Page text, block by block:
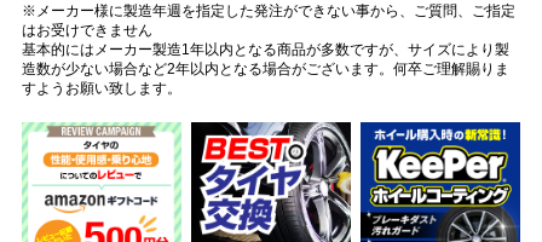
※メーカー様に製造年週を指定した発注ができない事から、ご質問、ご指定
はお受けできません
基本的にはメーカー製造1年以内となる商品が多数ですが、サイズにより製
造数が少ない場合など2年以内となる場合がございます。何卒ご理解賜りま
すようお願い致します。